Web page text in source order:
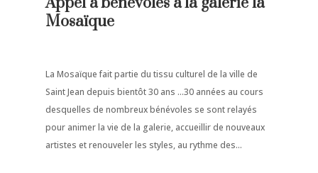
Mosaïque
La Mosaïque fait partie du tissu culturel de la ville de
Saint Jean depuis bientôt 30 ans ...30 années au cours
desquelles de nombreux bénévoles se sont relayés
pour animer la vie de la galerie, accueillir de nouveaux
artistes et renouveler les styles, au rythme des...